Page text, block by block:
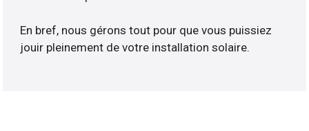
En bref, nous gérons tout pour que vous puissiez
jouir pleinement de votre installation solaire.